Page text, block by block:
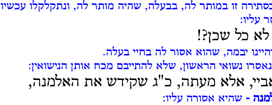
זו במותר לה, בבעלה, שהיה מותר לה, ונתקלקלו עכשיו
עליו:
כל שכן?!
יבמה, שהוא אסור לה בחיי בעלה.
נשואי הראשון, שלא להתייבם מכח אותן הנישואין:
אלא מעתה, כ"ג שקידש את האלמנה,
- שהיא אסורה עליו: